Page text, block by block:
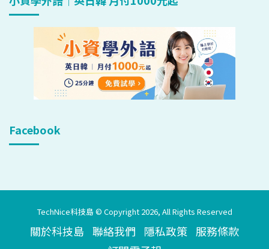
Facebook
TechNice科技島 © Copyright 2026, All Rights Reserved
關於科技島 聯絡我們 隱私政策 服務條款